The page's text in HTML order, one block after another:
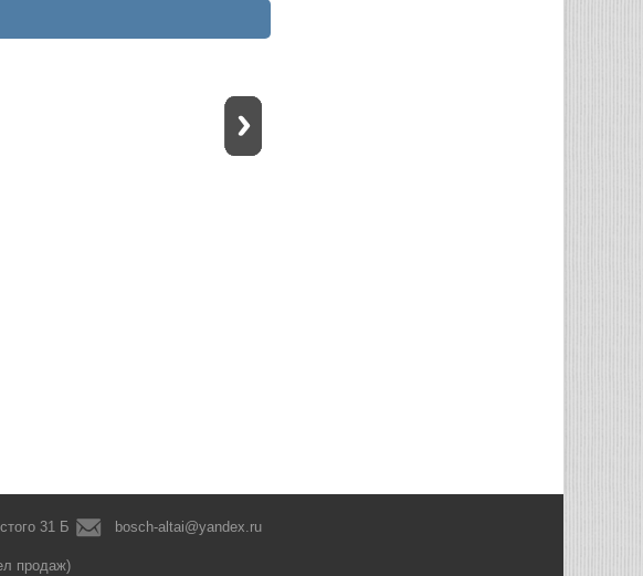
31 Б bosch-altai@yandex.ru
продаж)